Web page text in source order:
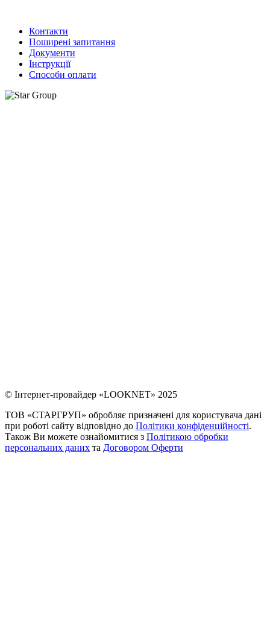
Контакти
Поширені запитання
Документи
Інструкції
Способи оплати
© Інтернет-провайдер «LOOKNET» 2025
ТОВ «СТАРГРУП» обробляє призначені для користувача дані
при роботі сайту відповідно до Політики конфіденційності.
Також Ви можете ознайомитися з Політикою обробки
персональних даних та Договором Оферти